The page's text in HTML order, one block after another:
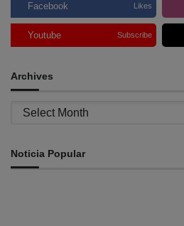
Facebook Likes
Youtube Subscribe
Archives
Archives
Noticia Popular